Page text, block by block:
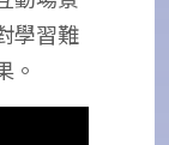
學習難
。